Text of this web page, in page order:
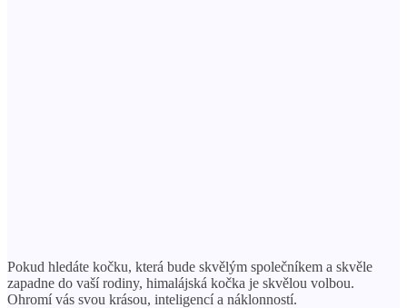
Pokud hledáte kočku, která bude skvělým společníkem a skvěle
zapadne do vaší rodiny, himalájská kočka je skvělou volbou.
Ohromí vás svou krásou, inteligencí a náklonností.